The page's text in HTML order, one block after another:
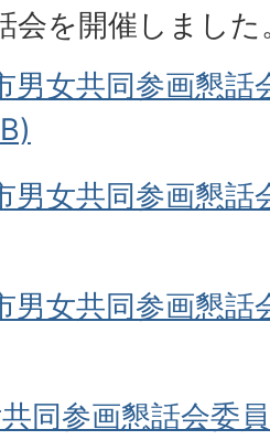
会を開催しました
男女共同参画懇
男女共同参画懇
男女共同参画懇
同参画懇話会委